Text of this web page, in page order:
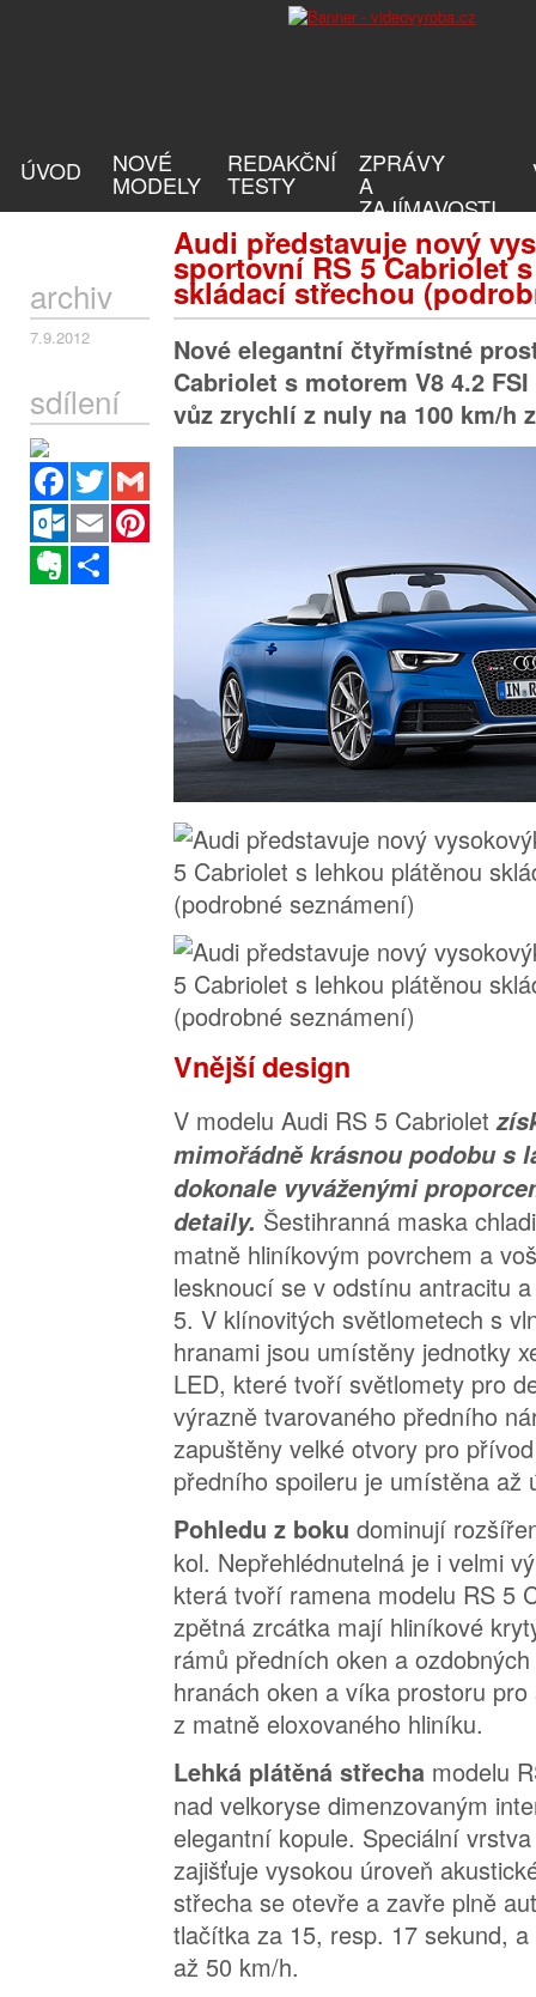
ÚVOD NOVÉ
MODELY
REDAKČNÍ
TESTY
ZPRÁVY
A
ZAJÍMAVOSTI
Audi představuje nový
sportovní RS 5 Cabriolet
skládací střechou
archiv
7.9.2012
sdílení
Facebook
Twitter
Outlook.com
Email
Evernote
Nové elegantní čtyřmístné
Cabriolet s motorem V8 4.2
vůz zrychlí z nuly na 100 km/h
Vnější design
V modelu Audi RS 5 Cabriolet
mimořádně krásnou podobu s
dokonale vyváženými
detaily. Šestihranná maska
matně hliníkovým povrchem a
lesknoucí se v odstínu antracitu
5. V klínovitých světlometech s
hranami jsou umístěny jednotky
LED, které tvoří světlomety pro
výrazně tvarovaného předního
zapuštěny velké otvory pro
předního spoileru je umístěna až
Pohledu z boku dominují
kol. Nepřehlédnutelná je i velmi
která tvoří ramena modelu RS 5
zpětná zrcátka mají hliníkové
rámů předních oken a
hranách oken a víka prostoru
z matně eloxovaného hliníku.
Lehká plátěná střecha modelu
nad velkoryse dimenzovaným
elegantní kopule. Speciální
zajišťuje vysokou úroveň
střecha se otevře a zavře plně
tlačítka za 15, resp. 17 sekund,
až 50 km/h.